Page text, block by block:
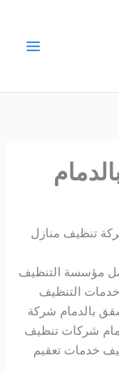
تنظيف منازل
مؤسسة التنظيف
التنظيف
بالدمام شركة
شركات تنظيف
خدمات تعقيم